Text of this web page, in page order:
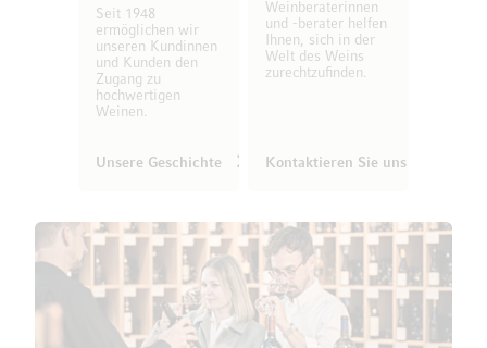
Seit 1948
ermöglichen wir
unseren Kundinnen
und Kunden den
Zugang zu
hochwertigen
Weinen.
Unsere Geschichte
Weinberaterinnen
und -berater helfen
Ihnen, sich in der
Welt des Weins
zurechtzufinden.
Kontaktieren Sie uns